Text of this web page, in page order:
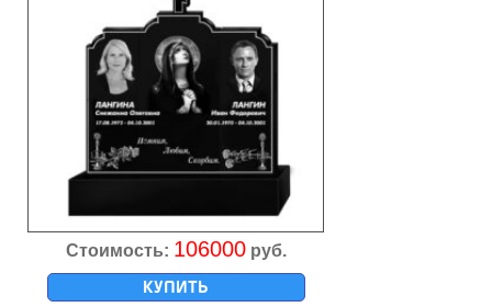
Стоимость: 106000руб.
КУПИТЬ